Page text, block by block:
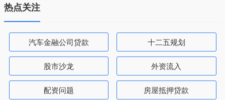
热点关注
汽车金融公司贷款 十二五规划
股市沙龙 外资流入
配资问题 房屋抵押贷款